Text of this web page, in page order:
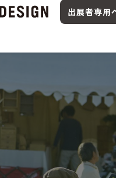
出展者専用